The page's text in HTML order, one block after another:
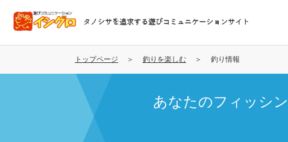
コ
テ
タノシサを追求する遊びコミュニケーションサイト
トップページ 釣りを楽しむ 釣り情報
あなたのフィッシ